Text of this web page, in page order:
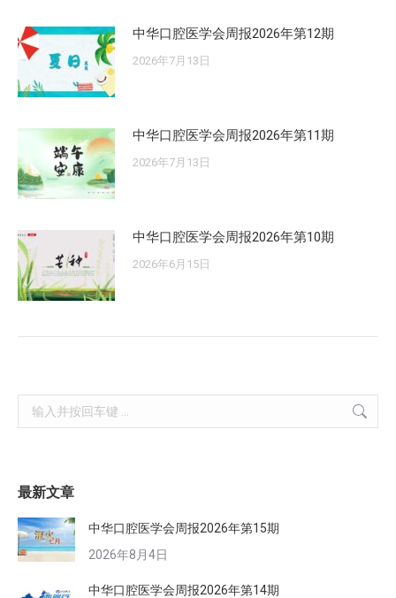
中华口腔医学会周报2026年第12期
2026年7月13日
中华口腔医学会周报2026年第11期
2026年7月13日
中华口腔医学会周报2026年第10期
2026年6月15日
Search:
最新文章
中华口腔医学会周报2026年第15期
2026年8月4日
中华口腔医学会周报2026年第14期